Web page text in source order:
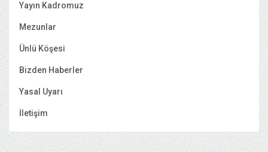
Yayın Kadromuz
Mezunlar
Ünlü Köşesi
Bizden Haberler
Yasal Uyarı
İletişim